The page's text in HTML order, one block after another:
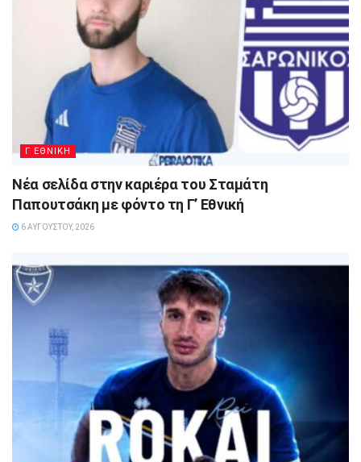
Γ ΕΘΝΙΚΗ
Νέα σελίδα στην καριέρα του Σταμάτη
Παπουτσάκη με φόντο τη Γ’ Εθνική
6 ΑΥΓΟΎΣΤΟΥ, 2026